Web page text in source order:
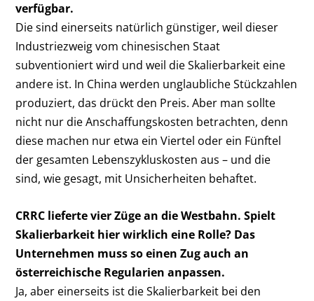
verfügbar.
Die sind einerseits natürlich günstiger, weil dieser
Industriezweig vom chinesischen Staat
subventioniert wird und weil die Skalierbarkeit eine
andere ist. In China werden unglaubliche Stückzahlen
produziert, das drückt den Preis. Aber man sollte
nicht nur die Anschaffungskosten betrachten, denn
diese machen nur etwa ein Viertel oder ein Fünftel
der gesamten Lebenszykluskosten aus – und die
sind, wie gesagt, mit Unsicherheiten behaftet.
CRRC lieferte vier Züge an die Westbahn. Spielt
Skalierbarkeit hier wirklich eine Rolle? Das
Unternehmen muss so einen Zug auch an
österreichische Regularien anpassen.
Ja, aber einerseits ist die Skalierbarkeit bei den